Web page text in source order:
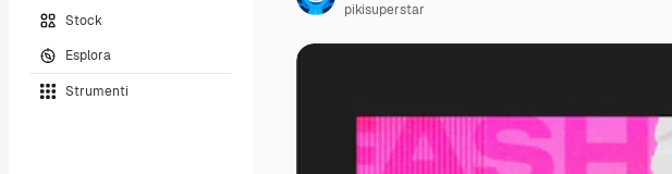
Stock
Esplora
Strumenti
pikisuperstar